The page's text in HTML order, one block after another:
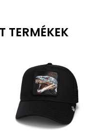
TERMÉKEK